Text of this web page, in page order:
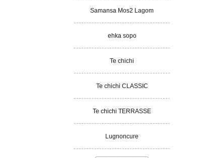
Samansa Mos2 Lagom
ehka sopo
Te chichi
Te chichi CLASSIC
Te chichi TERRASSE
Lugnoncure